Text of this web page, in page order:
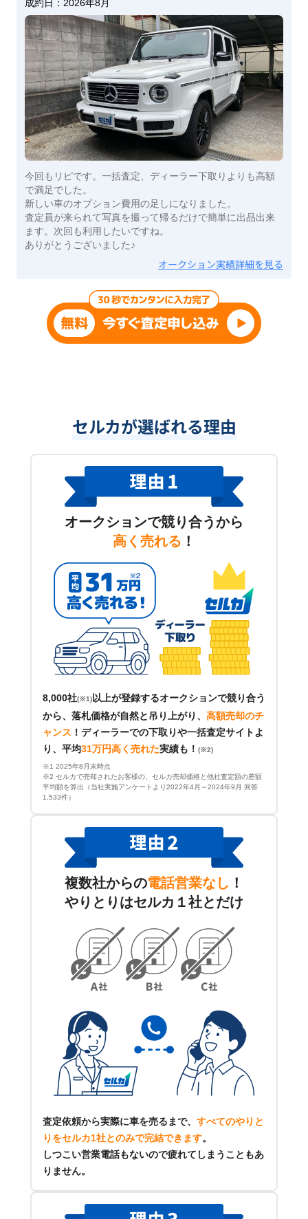
成約日： 2026年8月
今回もリピです。一括査定、ディーラー下取りよりも高額
で満足でした。
新しい車のオプション費用の足しになりました。
査定員が来られて写真を撮って帰るだけで簡単に出品出来
ます。次回も利用したいですね。
ありがとうございました♪
オークション実績詳細を見る
セルカが選ばれる理由
オークションで競り合うから
高く売れる ！
8,000社(※1) 以上が登録するオークションで競り合う
から、落札価格が自然と吊り上がり、 高額売却のチ
ャンス ！ ディーラーでの下取りや一括査定サイトよ
り、平均31万円高く売れた実績も！ (※2)
※1 2025年8月末時点
※2 セルカで売却されたお客様の、セルカ売却価格と他社査定額の差額
平均額を算出（当社実施アンケートより2022年4月～2024年9月 回答
1,533件）
複数社からの電話営業なし ！
やりとりはセルカ１社とだけ
査定依頼から実際に車を売るまで、 すべてのやりと
りをセルカ1社とのみで完結できます。
しつこい営業電話もないので疲れてしまうこともあ
りません。